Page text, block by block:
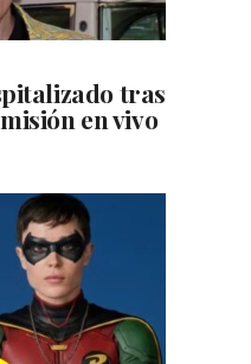
tras
en vivo